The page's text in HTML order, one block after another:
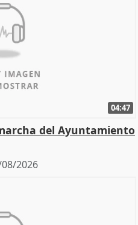
04:47
del Ayuntamiento
2026